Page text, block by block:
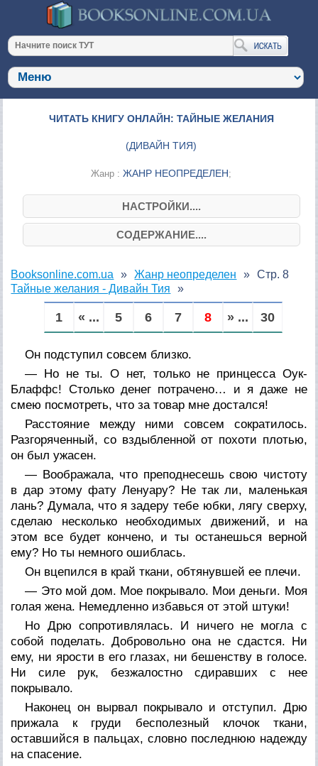
ЧИТАТЬ КНИГУ ОНЛАЙН: ТАЙНЫЕ ЖЕЛАНИЯ
(ДИВАЙН ТИЯ)
Жанр :ЖАНР НЕОПРЕДЕЛЕН;
НАСТРОЙКИ....
СОДЕРЖАНИЕ....
Booksonline.com.ua
Жанр неопределен
Тайные желания - Дивайн Тия
Стр. 8
1 « ... 5 6 7 8 » ... 30
Он подступил совсем близко.
— Но не ты. О нет, только не принцесса Оук-
Блаффс! Столько денег потрачено… и я даже не
смею посмотреть, что за товар мне достался!
Расстояние между ними совсем сократилось.
Разгоряченный, со вздыбленной от похоти плотью,
он был ужасен.
— Воображала, что преподнесешь свою чистоту
в дар этому фату Ленуару? Не так ли, маленькая
лань? Думала, что я задеру тебе юбки, лягу сверху,
сделаю несколько необходимых движений, и на
этом все будет кончено, и ты останешься верной
ему? Но ты немного ошиблась.
Он вцепился в край ткани, обтянувшей ее плечи.
— Это мой дом. Мое покрывало. Мои деньги. Моя
голая жена. Немедленно избавься от этой штуки!
Но Дрю сопротивлялась. И ничего не могла с
собой поделать. Добровольно она не сдастся. Ни
ему, ни ярости в его глазах, ни бешенству в голосе.
Ни силе рук, безжалостно сдиравших с нее
покрывало.
Наконец он вырвал покрывало и отступил. Дрю
прижала к груди бесполезный клочок ткани,
оставшийся в пальцах, словно последнюю надежду
на спасение.